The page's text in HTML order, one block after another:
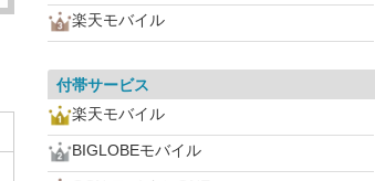
楽天モバイル
付帯サービス
楽天モバイル
BIGLOBEモバイル